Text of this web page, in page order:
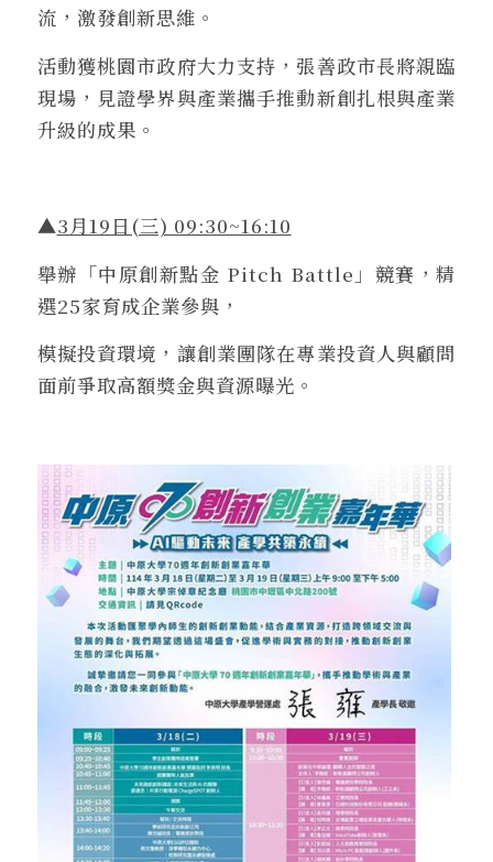
流，激發創新思維。
活動獲桃園市政府大力支持，張善政市長將親臨
現場，見證學界與產業攜手推動新創扎根與產業
升級的成果。
▲3月19日(三) 09:30~16:10
舉辦「中原創新點金 Pitch Battle」競賽，精
選25家育成企業參與，
模擬投資環境，讓創業團隊在專業投資人與顧問
面前爭取高額獎金與資源曝光。